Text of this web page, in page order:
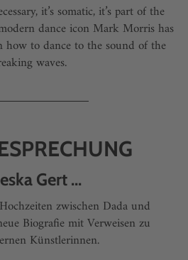
it’s somatic, it’s part of the
dance icon Mark Morris has
how to dance to the sound of the
waves.
Gert ...
zwischen Dada und
Biografie mit Verweisen zu
Künstlerinnen.